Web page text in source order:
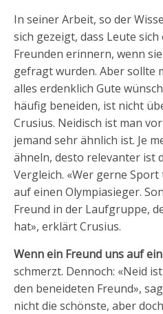
In seiner Arbeit, so der
sich gezeigt, dass Leute
Freunden erinnern, wenn
gefragt wurden. Aber sollte
alles erdenklich Gute
häufig beneiden, ist nicht
Crusius. Neidisch ist man
jemand sehr ähnlich ist. Je
ähneln, desto relevanter ist
Vergleich. «Wer gerne
auf einen Olympiasieger.
Freund in der Laufgruppe,
hat», erklärt Crusius.
Wenn ein Freund uns auf
schmerzt. Dennoch: «Neid
den beneideten Freund»,
nicht die schönste, aber